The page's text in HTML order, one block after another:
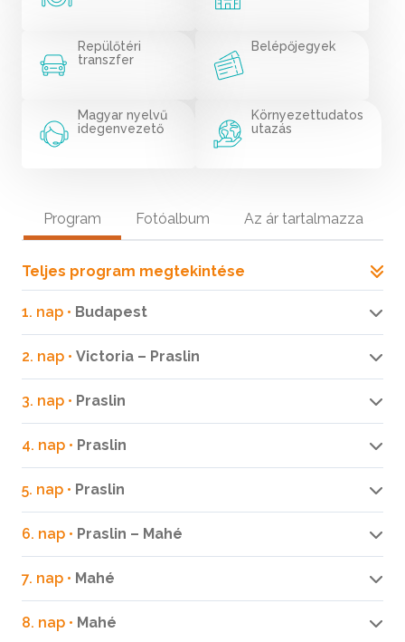
Repülőtéri
transzfer
Belépőjegyek
Magyar nyelvű
idegenvezető
Környezettudatos
utazás
Program Fotóalbum Az ár tartalmazza
Teljes program megtekintése
1. nap • Budapest
2. nap • Victoria – Praslin
3. nap • Praslin
4. nap • Praslin
5. nap • Praslin
6. nap • Praslin – Mahé
7. nap • Mahé
8. nap • Mahé